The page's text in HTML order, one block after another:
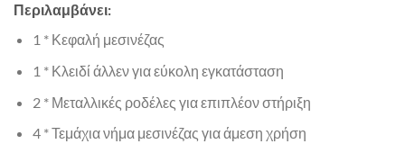
Περιλαμβάνει:
1 * Κεφαλή μεσινέζας
1 * Κλειδί άλλεν για εύκολη εγκατάσταση
2 * Μεταλλικές ροδέλες για επιπλέον στήριξη
4 * Τεμάχια νήμα μεσινέζας για άμεση χρήση